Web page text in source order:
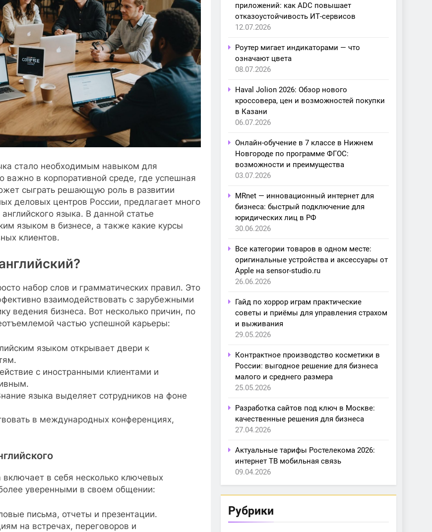
стало необходимым навыком для
важно в корпоративной среде, где успешная
сыграть решающую роль в развитии
деловых центров России, предлагает много
языка. В данной статье
языком в бизнесе, а также какие курсы
клиентов.
набор слов и грамматических правил. Это
взаимодействовать с зарубежными
ведения бизнеса. Вот несколько причин, по
частью успешной карьеры:
языком открывает двери к
с иностранными клиентами и
языка выделяет сотрудников на фоне
в международных конференциях,
включает в себя несколько ключевых
уверенными в своем общении:
письма, отчеты и презентации.
на встречах, переговоров и
приложений: как ADC повышает
отказоустойчивость ИТ-сервисов
12.07.2026
Роутер мигает индикаторами — что
означают цвета
08.07.2026
Haval Jolion 2026: Обзор нового
кроссовера, цен и возможностей покупки
в Казани
06.07.2026
Онлайн-обучение в 7 классе в Нижнем
Новгороде по программе ФГОС:
возможности и преимущества
03.07.2026
MRnet — инновационный интернет для
бизнеса: быстрый подключение для
юридических лиц в РФ
30.06.2026
Все категории товаров в одном месте:
оригинальные устройства и аксессуары от
Apple на sensor-studio.ru
26.06.2026
Гайд по хоррор играм практические
советы и приёмы для управления страхом
и выживания
29.05.2026
Контрактное производство косметики в
России: выгодное решение для бизнеса
малого и среднего размера
25.05.2026
Разработка сайтов под ключ в Москве:
качественные решения для бизнеса
27.04.2026
Актуальные тарифы Ростелекома 2026:
интернет ТВ мобильная связь
09.04.2026
Рубрики